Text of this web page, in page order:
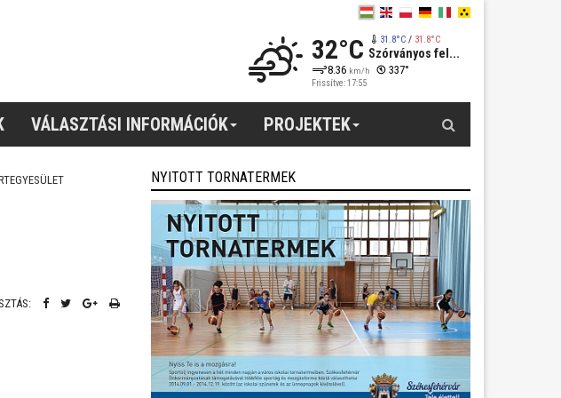
32°C 31.8°C/ 31.8°C
Szórványos fel...
8.36 km/h 337°
Frissítve: 17:55
VÁLASZTÁSI INFORMÁCIÓK PROJEKTEK
NYITOTT TORNATERMEK